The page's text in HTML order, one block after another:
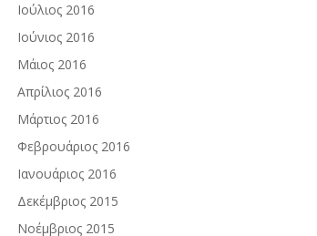
Ιούλιος 2016
Ιούνιος 2016
Μάιος 2016
Απρίλιος 2016
Μάρτιος 2016
Φεβρουάριος 2016
Ιανουάριος 2016
Δεκέμβριος 2015
Νοέμβριος 2015